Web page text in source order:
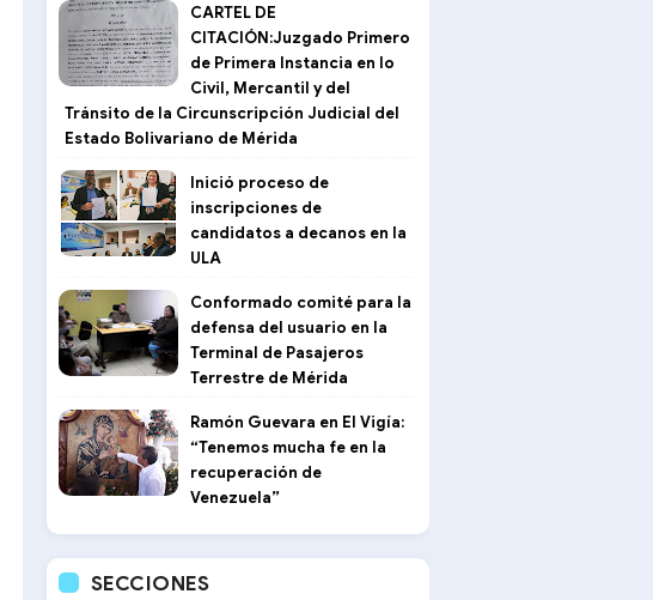
CARTEL DE
CITACIÓN:Juzgado Primero
de Primera Instancia en lo
Civil, Mercantil y del
Tránsito de la Circunscripción Judicial del
Estado Bolivariano de Mérida
Inició proceso de
inscripciones de
candidatos a decanos en la
ULA
Conformado comité para la
defensa del usuario en la
Terminal de Pasajeros
Terrestre de Mérida
Ramón Guevara en El Vigía:
“Tenemos mucha fe en la
recuperación de
Venezuela”
SECCIONES